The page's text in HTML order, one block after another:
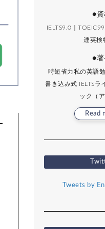
●資
IELTS9.0｜
連英検
●著
時短省力私の英語
書き込み式 IELTSラ
ック（ア
Read
Tweets by